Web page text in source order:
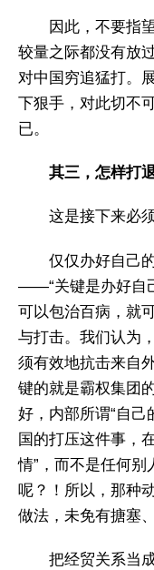
因此，不要指
较量之际都没有放
对中国穷追猛打。
下狠手，对此切不
已。
其三，怎样打
这是接下来必
仅仅办好自己
——“关键是办好自
可以包治百病，就
与打击。我们认为
须有效地抗击来自
键的就是霸权集团
好，内部所谓“自己
国的打压这件事，
情”，而不是任何
呢？！所以，那种
做法，未免有搪塞
把经贸关系当